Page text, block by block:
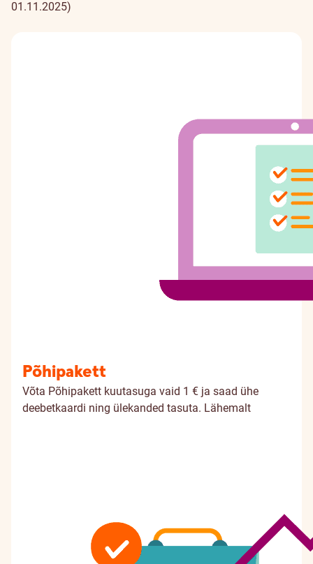
01.11.2025)
Põhipakett
Võta Põhipakett kuutasuga vaid 1 € ja saad ühe
deebetkaardi ning ülekanded tasuta. Lähemalt